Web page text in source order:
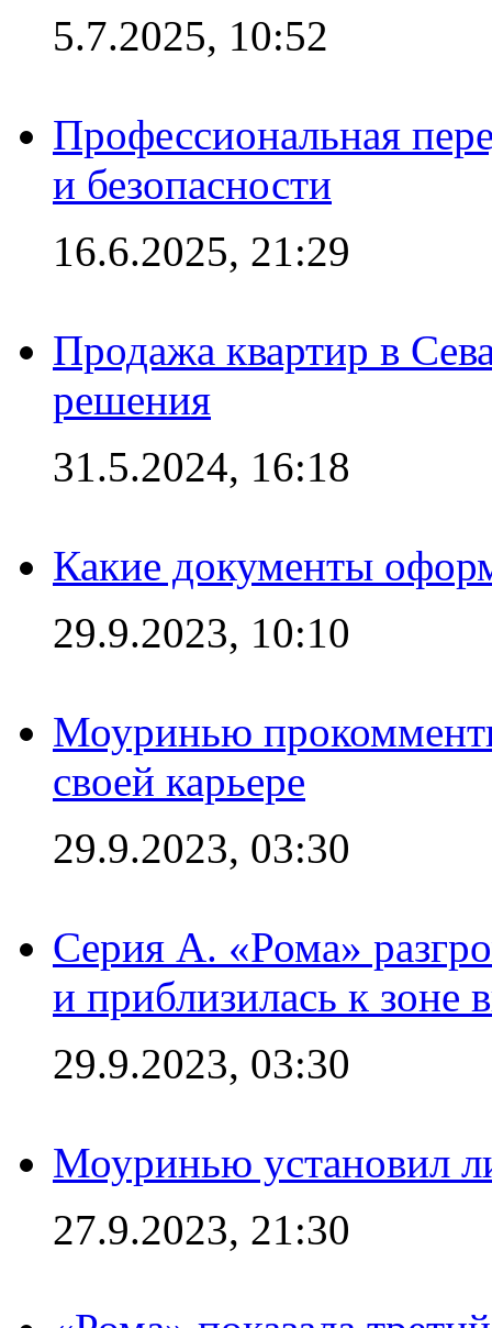
5.7.2025, 10:52
Профессиональная
и безопасности
16.6.2025, 21:29
Продажа квартир в
решения
31.5.2024, 16:18
Какие документы
29.9.2023, 10:10
Моуринью
своей карьере
29.9.2023, 03:30
Серия А. «Рома»
и приблизилась к зоне
29.9.2023, 03:30
Моуринью установил
27.9.2023, 21:30